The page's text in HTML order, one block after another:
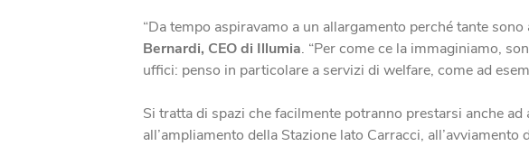
“Da tempo aspiravamo a un allargamento perché tante
Bernardi, CEO di Illumia. “Per come ce la immaginiamo,
uffici: penso in particolare a servizi di welfare, come ad
Si tratta di spazi che facilmente potranno prestarsi anche
all’ampliamento della Stazione lato Carracci,